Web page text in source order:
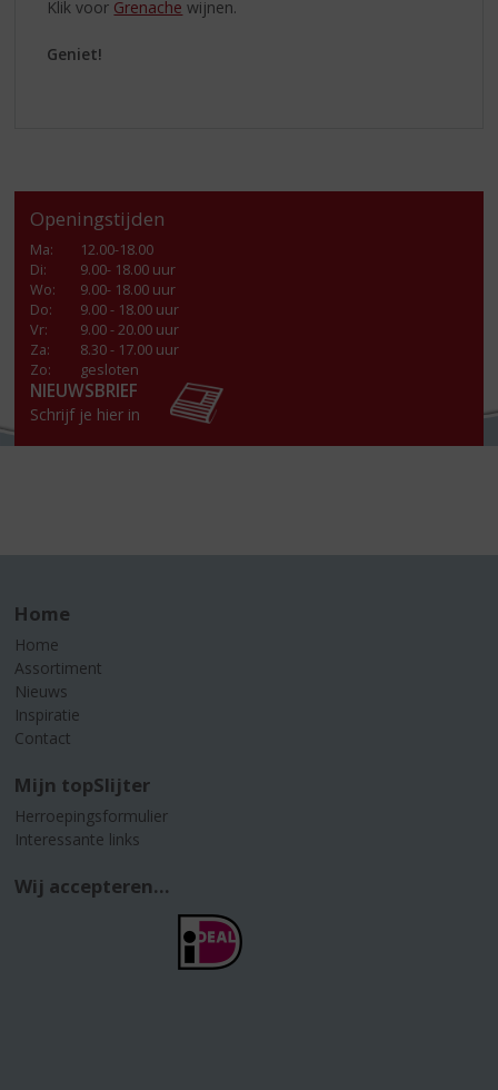
Klik voor Grenache wijnen.
Geniet!
Openingstijden
Ma:
12.00-18.00
Di:
9.00- 18.00 uur
Wo:
9.00- 18.00 uur
Do:
9.00 - 18.00 uur
Vr:
9.00 - 20.00 uur
Za:
8.30 - 17.00 uur
Zo:
gesloten
NIEUWSBRIEF
Schrijf je hier in
Home
Home
Assortiment
Nieuws
Inspiratie
Contact
Mijn topSlijter
Herroepingsformulier
Interessante links
Wij accepteren...